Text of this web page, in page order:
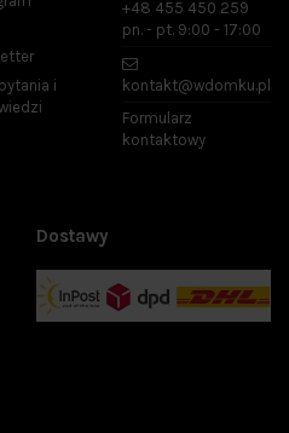
i
+48 455 450 259
pn. - pt. 9:00 - 17:00
kontakt@wdomku.pl
Formularz
kontaktowy
Dostawy